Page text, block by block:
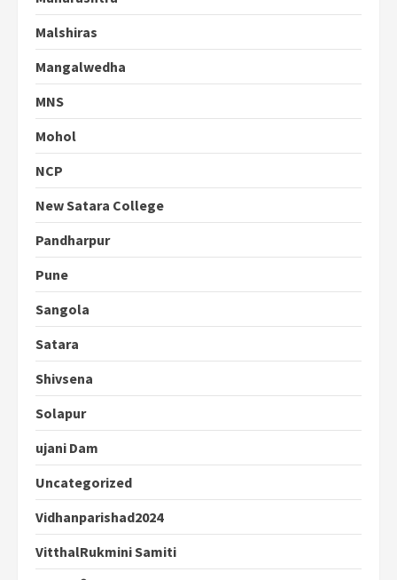
Malshiras
Mangalwedha
MNS
Mohol
NCP
New Satara College
Pandharpur
Pune
Sangola
Satara
Shivsena
Solapur
ujani Dam
Uncategorized
Vidhanparishad2024
VitthalRukmini Samiti